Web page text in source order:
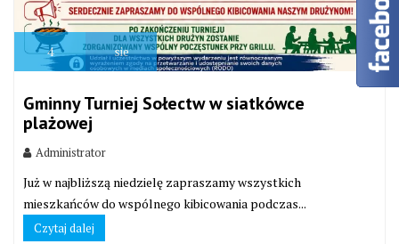
4 sie
Gminny Turniej Sołectw w siatkówce
plażowej
Administrator
Już w najbliższą niedzielę zapraszamy wszystkich
mieszkańców do wspólnego kibicowania podczas...
Czytaj dalej